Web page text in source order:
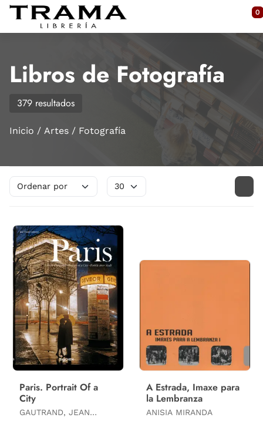
Saltar al contenido principal
0
Libros de Fotografía
379 resultados
Inicio Artes Fotografía
Paris. Portrait Of a
City
GAUTRAND, JEAN
A Estrada, Imaxe para
la Lembranza
ANISIA MIRANDA